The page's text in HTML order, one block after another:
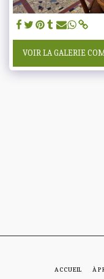
VOIR LA GALERIE
ACCUEIL À